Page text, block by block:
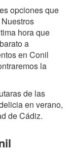
opciones que
hora que
a
en Conil
la
de las
en verano,
de Cádiz.